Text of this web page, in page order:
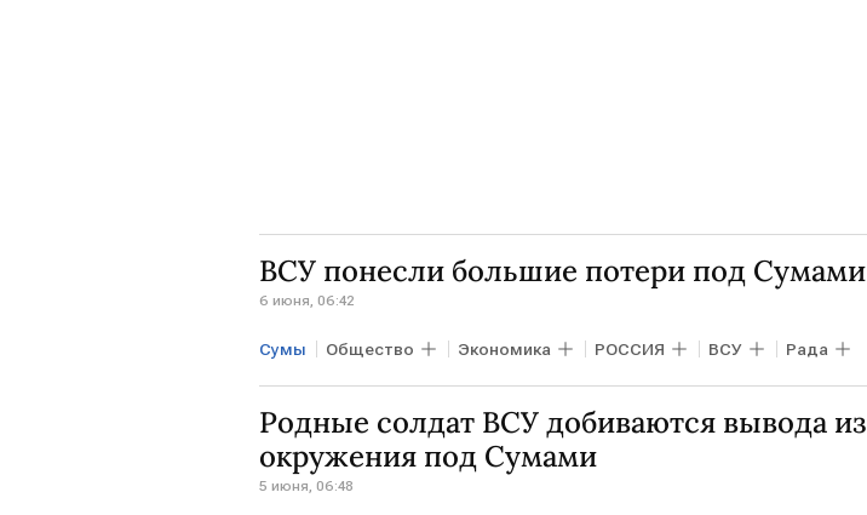
ВСУ понесли большие потери под Сумами
6 июня, 06:42
Сумы Общество Экономика РОССИЯ ВСУ Рада
Родные солдат ВСУ добиваются вывода из
окружения под Сумами
5 июня, 06:48